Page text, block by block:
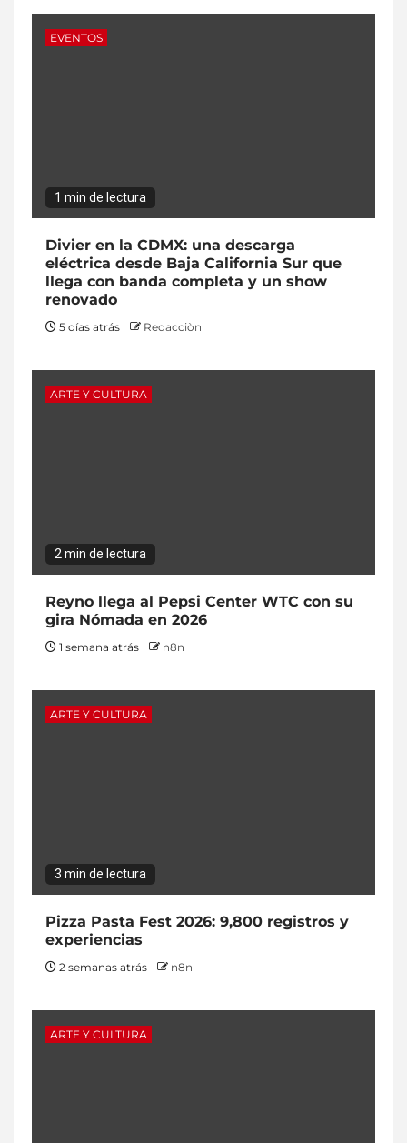
EVENTOS
1 min de lectura
Divier en la CDMX: una descarga
eléctrica desde Baja California Sur que
llega con banda completa y un show
renovado
5 días atrás Redacciòn
ARTE Y CULTURA
2 min de lectura
Reyno llega al Pepsi Center WTC con su
gira Nómada en 2026
1 semana atrás n8n
ARTE Y CULTURA
3 min de lectura
Pizza Pasta Fest 2026: 9,800 registros y
experiencias
2 semanas atrás n8n
ARTE Y CULTURA